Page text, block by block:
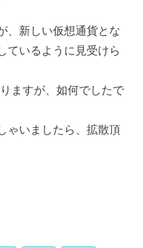
、新しい仮想通貨とな
ているように見受けら
ますが、如何でしたで
ゃいましたら、拡散頂